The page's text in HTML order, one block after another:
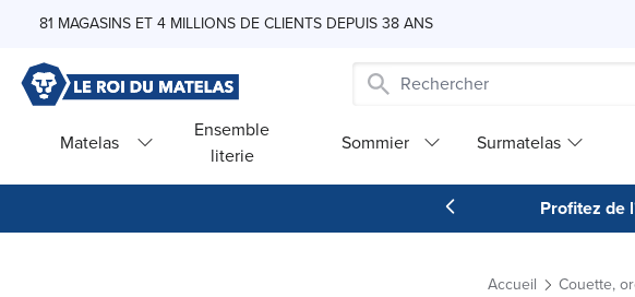
Skip to Content
81 MAGASINS ET 4 MILLIONS DE CLIENTS DEPUIS 38 ANS
Matelas
Ensemble
literie
Sommier Surmatelas
Profitez de
Accueil Couette,